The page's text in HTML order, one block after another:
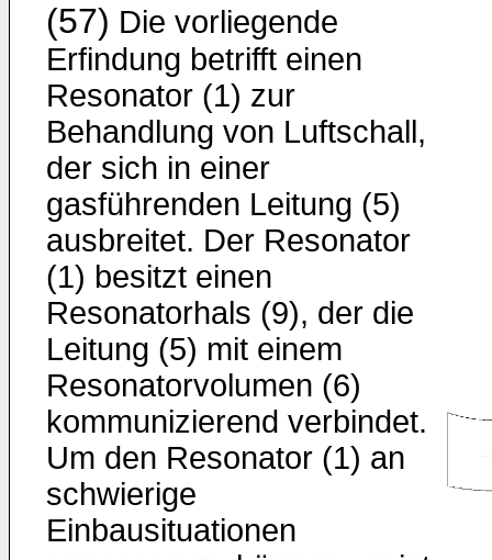
(57) Die vorliegende
Erfindung betrifft einen
Resonator (1) zur
Behandlung von Luftschall,
der sich in einer
gasführenden Leitung (5)
ausbreitet. Der Resonator
(1) besitzt einen
Resonatorhals (9), der die
Leitung (5) mit einem
Resonatorvolumen (6)
kommunizierend verbindet.
Um den Resonator (1) an
schwierige
Einbausituationen